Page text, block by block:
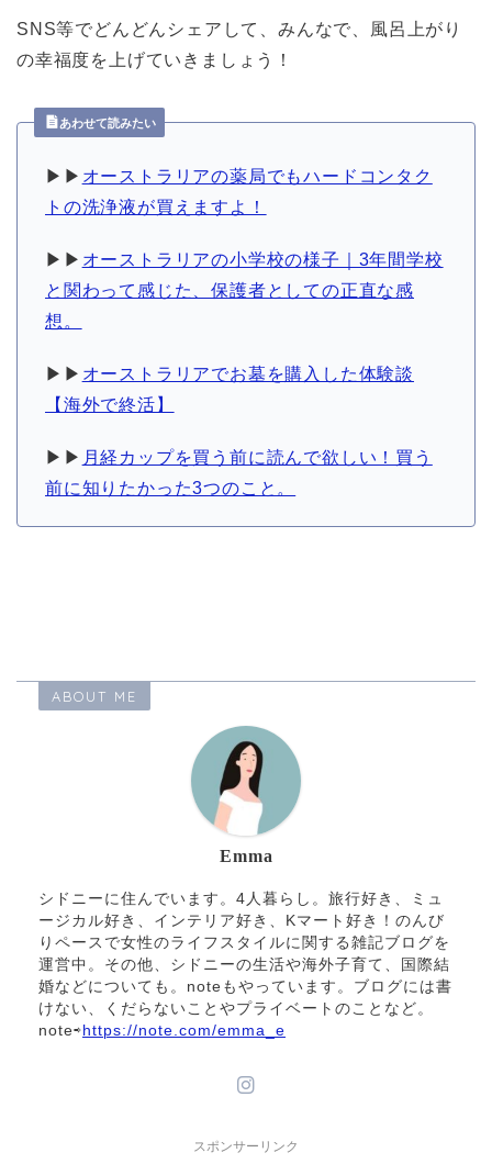
SNS等でどんどんシェアして、みんなで、風呂上がり
の幸福度を上げていきましょう！
あわせて読みたい
▶︎▶︎ オーストラリアの薬局でもハードコンタク
トの洗浄液が買えますよ！
▶︎▶︎ オーストラリアの小学校の様子｜3年間学校
と関わって感じた、保護者としての正直な感
想。
▶︎▶︎ オーストラリアでお墓を購入した体験談
【海外で終活】
▶︎▶︎ 月経カップを買う前に読んで欲しい！買う
前に知りたかった3つのこと。
ABOUT ME
Emma
シドニーに住んでいます。4人暮らし。旅行好き、ミュ
ージカル好き、インテリア好き、Kマート好き！のんび
りペースで女性のライフスタイルに関する雑記ブログを
運営中。その他、シドニーの生活や海外子育て、国際結
婚などについても。noteもやっています。ブログには書
けない、くだらないことやプライベートのことなど。
note⇨ https://note.com/emma_e
スポンサーリンク